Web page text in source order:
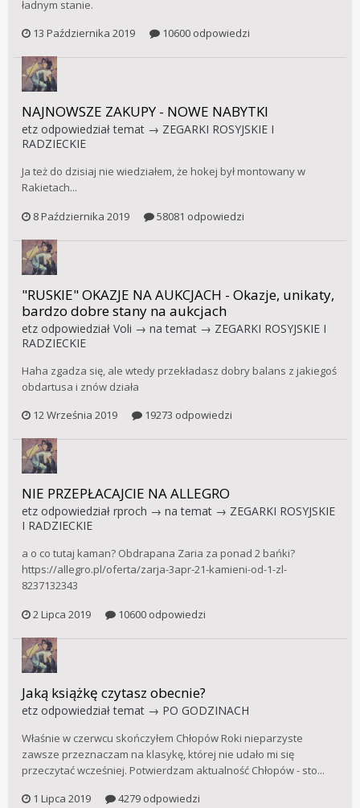
ładnym stanie.
13 Października 2019
10600 odpowiedzi
NAJNOWSZE ZAKUPY - NOWE NABYTKI
etz odpowiedział temat → ZEGARKI ROSYJSKIE I
RADZIECKIE
Ja też do dzisiaj nie wiedziałem, że hokej był montowany w
Rakietach...
8 Października 2019
58081 odpowiedzi
"RUSKIE" OKAZJE NA AUKCJACH - Okazje, unikaty,
bardzo dobre stany na aukcjach
etz odpowiedział Voli → na temat → ZEGARKI ROSYJSKIE I
RADZIECKIE
Haha zgadza się, ale wtedy przekładasz dobry balans z jakiegoś
obdartusa i znów działa
12 Września 2019
19273 odpowiedzi
NIE PRZEPŁACAJCIE NA ALLEGRO
etz odpowiedział rproch → na temat → ZEGARKI ROSYJSKIE
I RADZIECKIE
a o co tutaj kaman? Obdrapana Zaria za ponad 2 bańki?
https://allegro.pl/oferta/zarja-3apr-21-kamieni-od-1-zl-
8237132343
2 Lipca 2019
10600 odpowiedzi
Jaką książkę czytasz obecnie?
etz odpowiedział temat → PO GODZINACH
Właśnie w czerwcu skończyłem Chłopów Roki nieparzyste
zawsze przeznaczam na klasykę, której nie udało mi się
przeczytać wcześniej. Potwierdzam aktualność Chłopów - sto...
1 Lipca 2019
4279 odpowiedzi